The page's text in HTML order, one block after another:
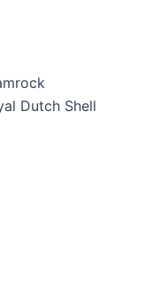
Dutch Shell